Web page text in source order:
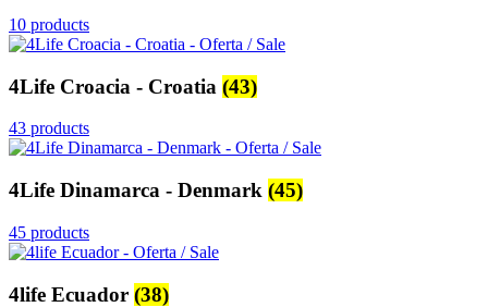
10 products
4Life Croacia - Croatia (43)
43 products
4Life Dinamarca - Denmark (45)
45 products
4life Ecuador (38)